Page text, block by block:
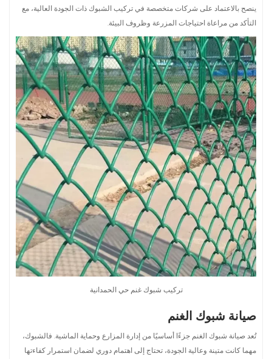
ينصح بالاعتماد على شركات متخصصة في تركيب الشبوك ذات الجودة العالية، مع
التأكد من مراعاة احتياجات المزرعة وظروف البيئة.
تركيب شبوك غنم حي الحمدانية
صيانة شبوك الغنم
تُعد صيانة شبوك الغنم جزءًا أساسيًا من إدارة المزارع وحماية الماشية. فالشبوك،
مهما كانت متينة وعالية الجودة، تحتاج إلى اهتمام دوري لضمان استمرار كفاءتها